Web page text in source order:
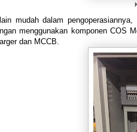
mudah dalam
menggunakan komponen COS
dan MCCB.